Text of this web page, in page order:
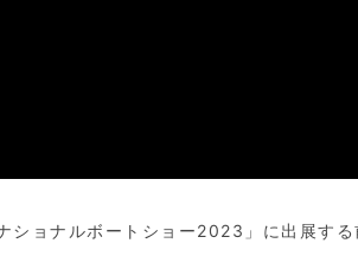
ショナルボートショー2023」に出展す